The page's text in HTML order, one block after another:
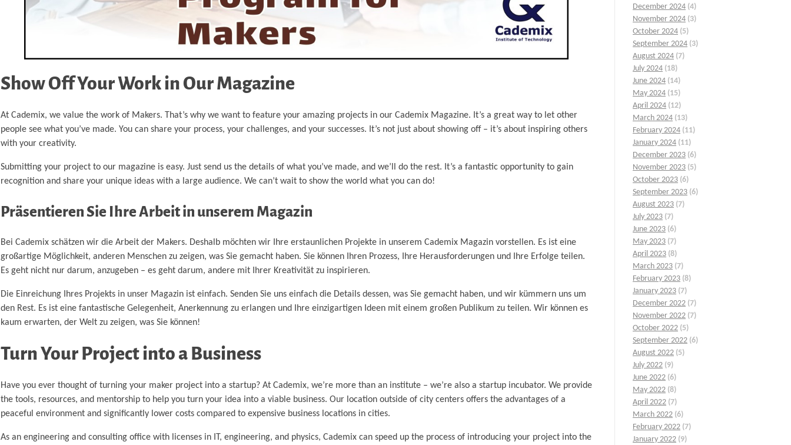
Show Off Your Work in Our Magazine
At Cademix, we value the work of Makers. That’s why we want to feature your amazing projects in our Cademix Magazine. It’s a great way to let other
people see what you’ve made. You can share your process, your challenges, and your successes. It’s not just about showing off – it’s about inspiring others
with your creativity.
Submitting your project to our magazine is easy. Just send us the details of what you’ve made, and we’ll do the rest. It’s a fantastic opportunity to gain
recognition and share your unique ideas with a large audience. We can’t wait to show the world what you can do!
Präsentieren Sie Ihre Arbeit in unserem Magazin
Bei Cademix schätzen wir die Arbeit der Makers. Deshalb möchten wir Ihre erstaunlichen Projekte in unserem Cademix Magazin vorstellen. Es ist eine
großartige Möglichkeit, anderen Menschen zu zeigen, was Sie gemacht haben. Sie können Ihren Prozess, Ihre Herausforderungen und Ihre Erfolge teilen.
Es geht nicht nur darum, anzugeben – es geht darum, andere mit Ihrer Kreativität zu inspirieren.
Die Einreichung Ihres Projekts in unser Magazin ist einfach. Senden Sie uns einfach die Details dessen, was Sie gemacht haben, und wir kümmern uns um
den Rest. Es ist eine fantastische Gelegenheit, Anerkennung zu erlangen und Ihre einzigartigen Ideen mit einem großen Publikum zu teilen. Wir können es
kaum erwarten, der Welt zu zeigen, was Sie können!
Turn Your Project into a Business
Have you ever thought of turning your maker project into a startup? At Cademix, we’re more than an institute – we’re also a startup incubator. We provide
the tools, resources, and mentorship to help you turn your idea into a viable business. Our location outside of city centers offers the advantages of a
peaceful environment and significantly lower costs compared to expensive business locations in cities.
As an engineering and consulting office with licenses in IT, engineering, and physics, Cademix can speed up the process of introducing your project into the
December 2024 (4)
November 2024 (3)
October 2024 (5)
September 2024 (3)
August 2024 (7)
July 2024 (18)
June 2024 (14)
May 2024 (15)
April 2024 (12)
March 2024 (13)
February 2024 (11)
January 2024 (11)
December 2023 (6)
November 2023 (5)
October 2023 (6)
September 2023 (6)
August 2023 (7)
July 2023 (7)
June 2023 (6)
May 2023 (7)
April 2023 (8)
March 2023 (7)
February 2023 (8)
January 2023 (7)
December 2022 (7)
November 2022 (7)
October 2022 (5)
September 2022 (6)
August 2022 (5)
July 2022 (9)
June 2022 (6)
May 2022 (8)
April 2022 (7)
March 2022 (6)
February 2022 (7)
January 2022 (9)